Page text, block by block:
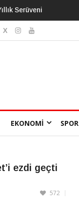
Demansı 13 Yıl
EKONOMI SPOR
ezdi geçti
572